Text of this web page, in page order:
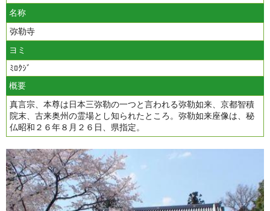
名称
弥勒寺
ヨミ
ﾐﾛｸｼﾞ
概要
真言宗、本尊は日本三弥勒の一つと言われる弥勒如来、京都智積
院末、古来奥州の霊場とし知られたところ。弥勒如来座像は、秘
仏昭和２６年８月２６日、県指定。